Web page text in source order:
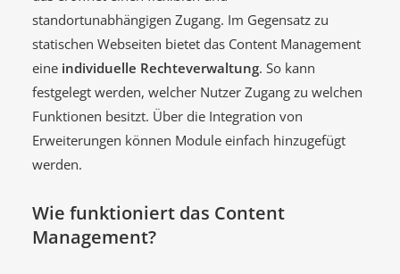
standortunabhängigen Zugang. Im Gegensatz zu
statischen Webseiten bietet das Content Management
eine individuelle Rechteverwaltung. So kann
festgelegt werden, welcher Nutzer Zugang zu welchen
Funktionen besitzt. Über die Integration von
Erweiterungen können Module einfach hinzugefügt
werden.
Wie funktioniert das Content
Management?